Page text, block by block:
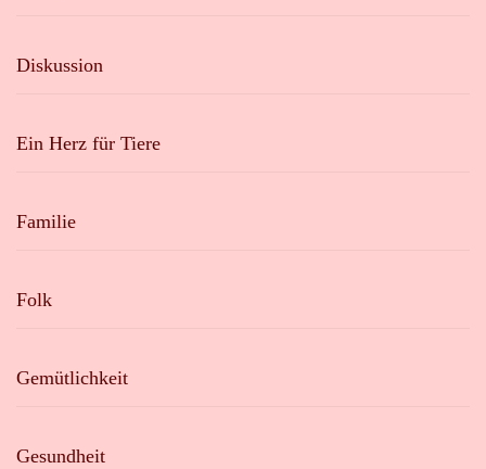
Diskussion
Ein Herz für Tiere
Familie
Folk
Gemütlichkeit
Gesundheit